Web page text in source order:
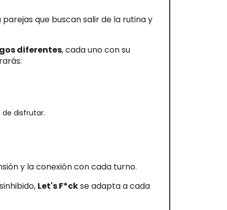
que buscan salir de la rutina y
diferentes, cada uno con su
de disfrutar.
y la conexión con cada turno.
Let's F*ckse adapta a cada